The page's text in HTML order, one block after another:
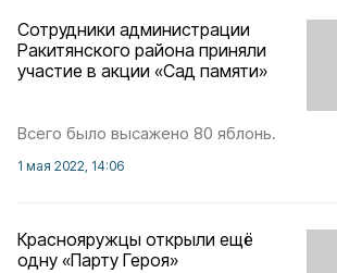
Сотрудники администрации
Ракитянского района приняли
участие в акции «Сад памяти»
Всего было высажено 80 яблонь.
1 мая 2022, 14:06
Краснояружцы открыли ещё
одну «Парту Героя»